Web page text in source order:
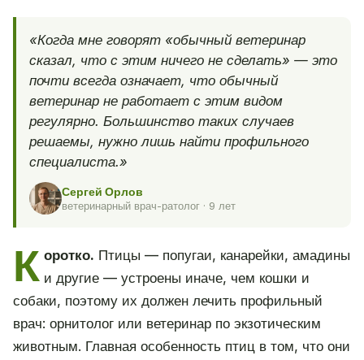
«Когда мне говорят «обычный ветеринар
сказал, что с этим ничего не сделать» — это
почти всегда означает, что обычный
ветеринар не работает с этим видом
регулярно. Большинство таких случаев
решаемы, нужно лишь найти профильного
специалиста.»
Сергей Орлов
ветеринарный врач-ратолог · 9 лет
К оротко. Птицы — попугаи, канарейки, амадины
и другие — устроены иначе, чем кошки и
собаки, поэтому их должен лечить профильный
врач: орнитолог или ветеринар по экзотическим
животным. Главная особенность птиц в том, что они